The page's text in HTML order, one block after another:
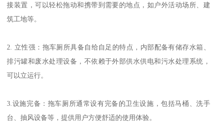
接装置，可以轻松拖动和携带到需要的地点，如户外活动场所、建
筑工地等。
2. 立性强：拖车厕所具备自给自足的特点，内部配备有储存水箱、
排污罐和废水处理设备，不依赖于外部供水供电和污水处理系统，
可以立运行。
3.设施完备：拖车厕所通常设有完备的卫生设施，包括马桶、洗手
台、抽风设备等，提供用户方便舒适的使用体验。